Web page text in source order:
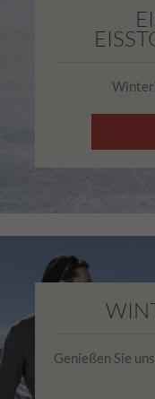
Genießen Sie